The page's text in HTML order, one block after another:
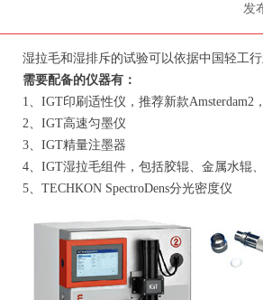
发
湿拉毛和湿排斥的试验可以依据中国轻工
需要配备的仪器有：
1、IGT印刷适性仪，推荐新款Amsterdam2
2、IGT高速匀墨仪
3、IGT精量注墨器
4、IGT湿拉毛组件，包括胶辊、金属水辊
5、TECHKON SpectroDens分光密度仪